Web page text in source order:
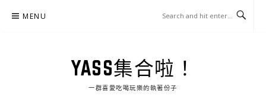
MENU
YASS集合啦！
一群喜愛吃喝玩樂的執著份子